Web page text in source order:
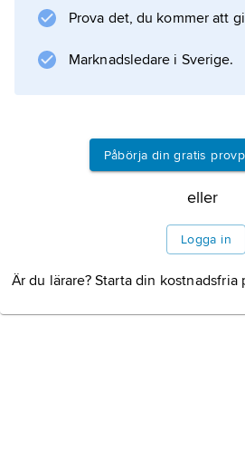
Mikaels äventyr i höghuset
(1965).
Bakom den blå dörren
Prova det, du kommer att
Marknadsledare i Sverige.
Påbörja din gratis
eller
Logga in
Är du lärare? Starta din